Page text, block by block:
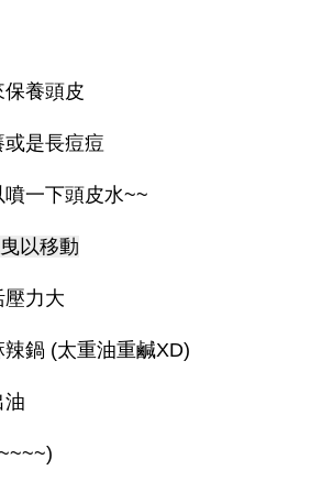
養頭皮
是長痘痘
一下頭皮水~~
力大
鍋 (太重油重鹹XD)
油